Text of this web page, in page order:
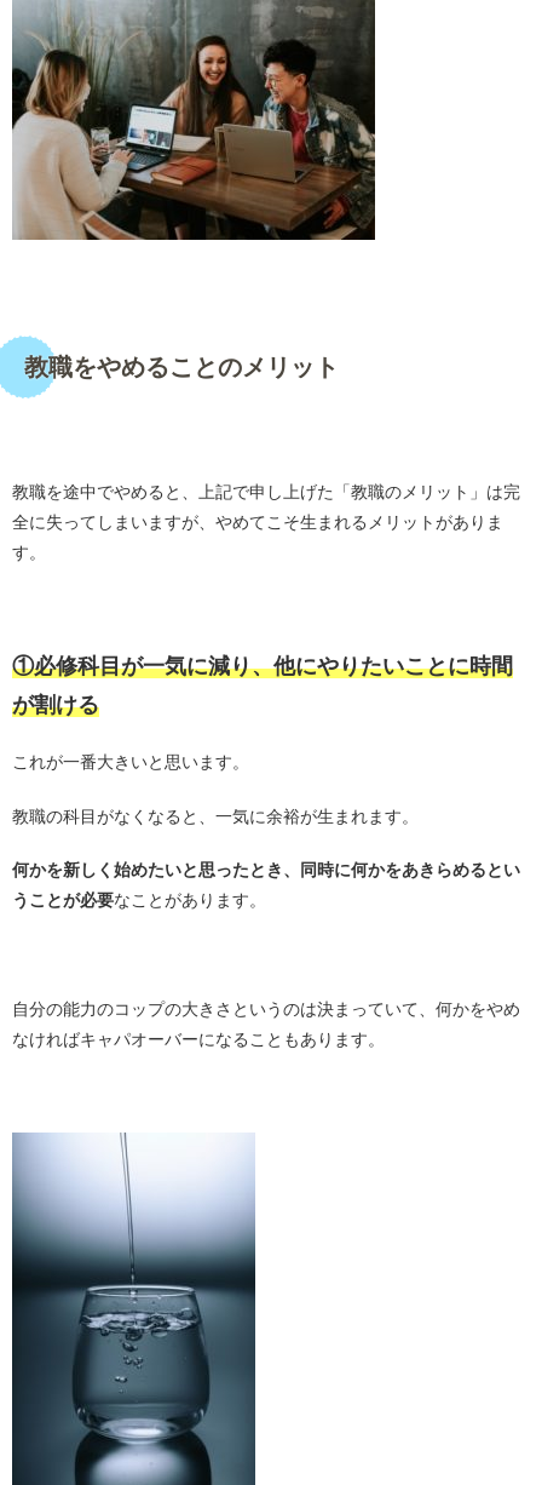
教職をやめることのメリット
教職を途中でやめると、上記で申し上げた「教職のメリット」は完
全に失ってしまいますが、やめてこそ生まれるメリットがありま
す。
①必修科目が一気に減り、他にやりたいことに時間
が割ける
これが一番大きいと思います。
教職の科目がなくなると、一気に余裕が生まれます。
何かを新しく始めたいと思ったとき、同時に何かをあきらめるとい
うことが必要なことがあります。
自分の能力のコップの大きさというのは決まっていて、何かをやめ
なければキャパオーバーになることもあります。